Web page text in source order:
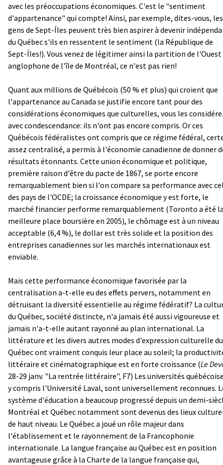
avec les préoccupations économiques. C'est le "sentiment
d'appartenance" qui compte! Ainsi, par exemple, dites-vous, les
gens de Sept-Íles peuvent très bien aspirer à devenir
du Québec s'ils en ressentent le sentiment (la République de
Sept-Íles!). Vous venez de légitimer ainsi la partition de l'Ouest
anglophone de l'île de Montréal, ce n'est pas rien!
Quant aux millions de Québécois (50 % et plus) qui croient que
l'appartenance au Canada se justifie encore tant pour des
considérations économiques que culturelles, vous les
avec condescendance: ils n'ont pas encore compris. Or ces
Québécois fédéralistes ont compris que ce régime fédéral,
assez centralisé, a permis à l'économie canadienne de donner
résultats étonnants. Cette union économique et politique,
première raison d'être du pacte de 1867, se porte encore
remarquablement bien si l'on compare sa performance avec
des pays de l'OCDE; la croissance économique y est forte, le
marché financier performe remarquablement (Toronto a été
meilleure place boursière en 2005), le chômage est à un niveau
acceptable (6,4 %), le dollar est très solide et la position des
entreprises canadiennes sur les marchés internationaux est
enviable.
Mais cette performance économique favorisée par la
centralisation a-t-elle eu des effets pervers, notamment en
détruisant la diversité essentielle au régime fédératif? La
du Québec, société distincte, n'a jamais été aussi vigoureuse et
jamais n'a-t-elle autant rayonné au plan international. La
littérature et les divers autres modes d'expression culturelle du
Québec ont vraiment conquis leur place au soleil; la
littéraire et cinématographique est en forte croissance (Le
28-29 janv. "La rentrée littéraire", F7) Les universités
y compris l'Université Laval, sont universellement reconnues.
système d'éducation a beaucoup progressé depuis un demi-
Montréal et Québec notamment sont devenus des lieux
de haut niveau. Le Québec a joué un rôle majeur dans
l'établissement et le rayonnement de la Francophonie
internationale. La langue française au Québec est en position
avantageuse grâce à la Charte de la langue française qui,